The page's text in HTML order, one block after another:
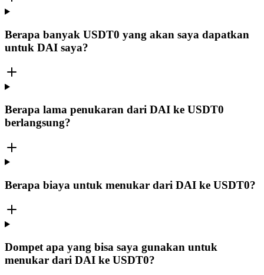
Berapa banyak USDT0 yang akan saya dapatkan
untuk DAI saya?
Berapa lama penukaran dari DAI ke USDT0
berlangsung?
Berapa biaya untuk menukar dari DAI ke USDT0?
Dompet apa yang bisa saya gunakan untuk
menukar dari DAI ke USDT0?